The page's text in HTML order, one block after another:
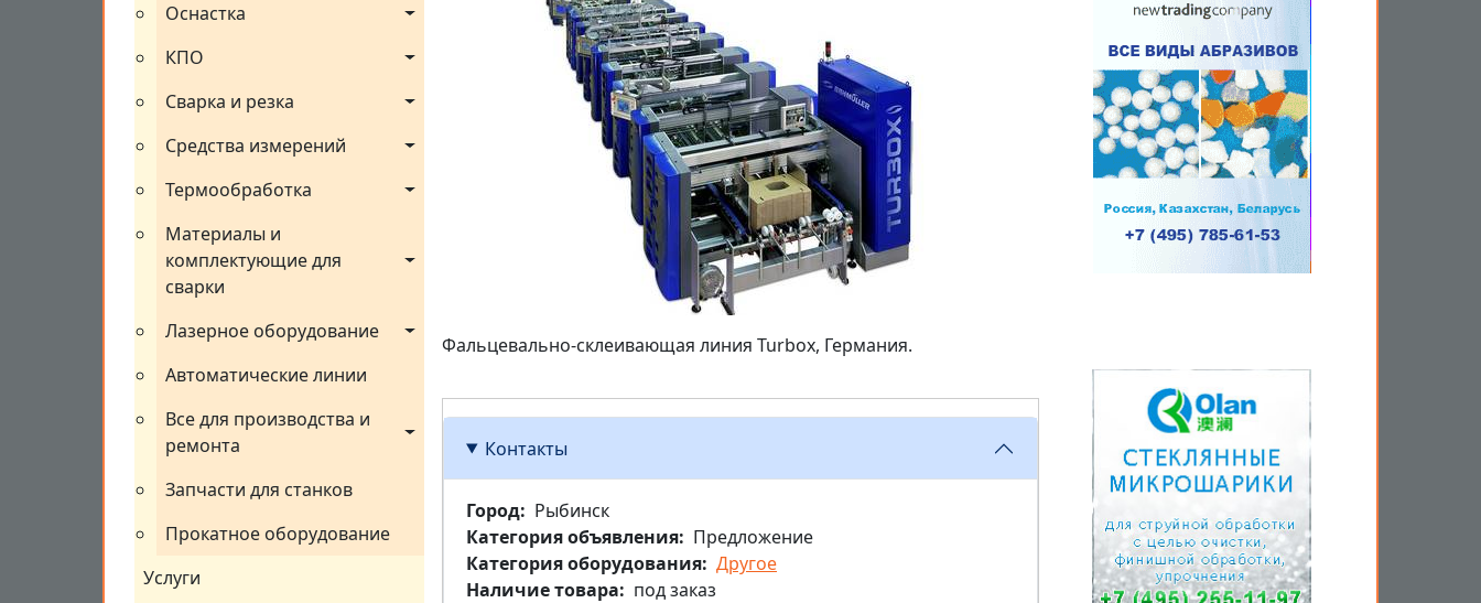
Оснастка
КПО
Сварка и резка
Средства измерений
Термообработка
Материалы и
комплектующие для
сварки
Лазерное оборудование
Автоматические линии
Все для производства и
ремонта
Запчасти для станков
Прокатное оборудование
Услуги
Фальцевально-склеивающая линия Turbox, Германия.
Контакты
Город
Рыбинск
Категория объявления
Предложение
Категория оборудования Другое
Наличие товара
под заказ